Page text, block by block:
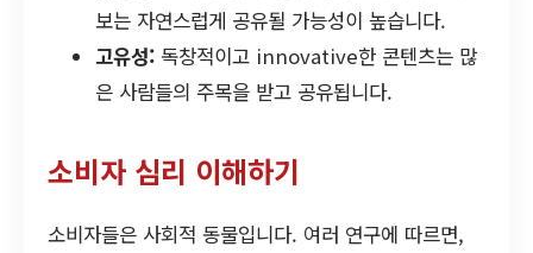
보는 자연스럽게 공유될 가능성이 높습니다.
고유성: 독창적이고 innovative한 콘텐츠는 많
은 사람들의 주목을 받고 공유됩니다.
소비자 심리 이해하기
소비자들은 사회적 동물입니다. 여러 연구에 따르면,